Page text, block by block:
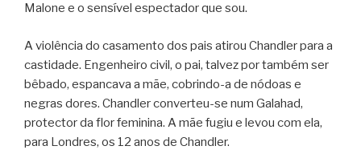
Malone e o sensível espectador que sou.
A violência do casamento dos pais atirou Chandler para a
castidade. Engenheiro civil, o pai, talvez por também ser
bêbado, espancava a mãe, cobrindo-a de nódoas e
negras dores. Chandler converteu-se num Galahad,
protector da flor feminina. A mãe fugiu e levou com ela,
para Londres, os 12 anos de Chandler.